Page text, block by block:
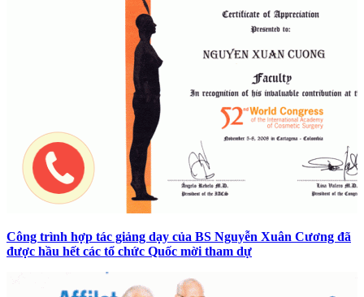
Công trình hợp tác giảng dạy của BS Nguyễn Xuân Cương đã
được hầu hết các tổ chức Quốc mời tham dự